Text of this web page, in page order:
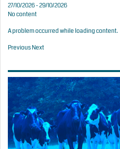
27/10/2026 - 29/10/2026
No content
A problem occurred while loading content.
PreviousNext